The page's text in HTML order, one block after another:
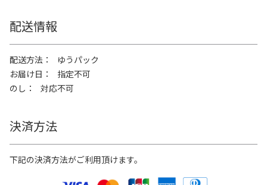
配送情報
配送方法
ゆうパック
お届け日
指定不可
のし
対応不可
決済方法
下記の決済方法がご利用頂けます。